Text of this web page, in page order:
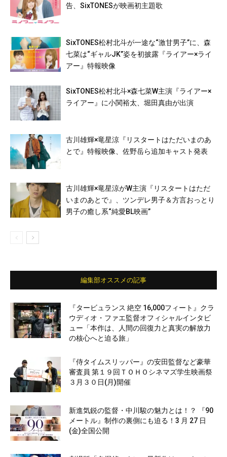
告、SixTONESが映画初主題歌
SixTONES松村北斗が一途な“激甘男子”に、森
七菜は“ギャルJK”姿を初披露『ライアー×ライ
アー』特報映像
SixTONES松村北斗×森七菜W主演『ライアー×
ライアー』に小関裕太、堀田真由が出演
古川雄輝×竜星涼『リスタートはただいまのあ
とで』特報映像、佐野岳ら追加キャスト発表
古川雄輝×竜星涼がW主演『リスタートはただ
いまのあとで』、ツンデレ男子＆方言おっとり
男子の癒し系“純愛BL映画”
編集部オススメの記事
『タービュランス 絶空 16,000フィート』クラ
ウディオ・ファエ監督オフィシャルインタビ
ュー「本作は、人間の回復力と真実の解放力
の核心へと迫る旅」
『侍タイムスリッパー』の安田監督など豪華
審査員 第１９回ＴＯＨＯシネマズ学生映画祭
３月３０日(月)開催
新進気鋭の監督・中川駿の魅力とは！？ 『90
メートル』制作の裏側にも迫る！3 月 27 日
(金)全国公開